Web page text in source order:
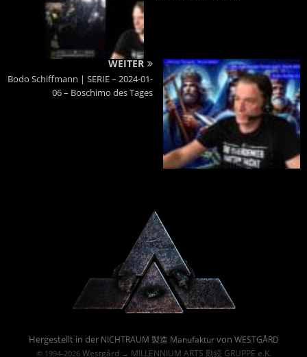
WEITER
Bodo Schiffmann | SERIE – 2024-01-
06 – Boschimo des Tages
Hergestellt in der NICHTRAUM 製造 Manufakturvon WESTGÅRD
© 1994-2026 Westgård→ MILLENNIUM ARTS 勤続 GRUPPE e.K.
Powered By :